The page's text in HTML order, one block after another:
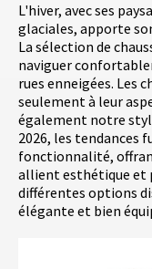
L'hiver, avec ses
glaciales, apporte
La sélection de
naviguer
rues enneigées. Les
seulement à leur
également notre
2026, les tendances
fonctionnalité,
allient esthétique et
différentes options
élégante et bien